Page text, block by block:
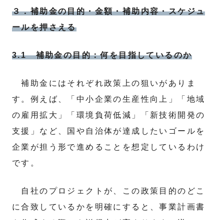
３．補助金の目的・金額・補助内容・スケジュ
ールを押さえる
3.1 補助金の目的：何を目指しているのか
補助金にはそれぞれ政策上の狙いがありま
す。例えば、「中小企業の生産性向上」「地域
の雇用拡大」「環境負荷低減」「新技術開発の
支援」など、国や自治体が達成したいゴールを
企業が担う形で進めることを想定しているわけ
です。
自社のプロジェクトが、この政策目的のどこ
に合致しているかを明確にすると、事業計画書